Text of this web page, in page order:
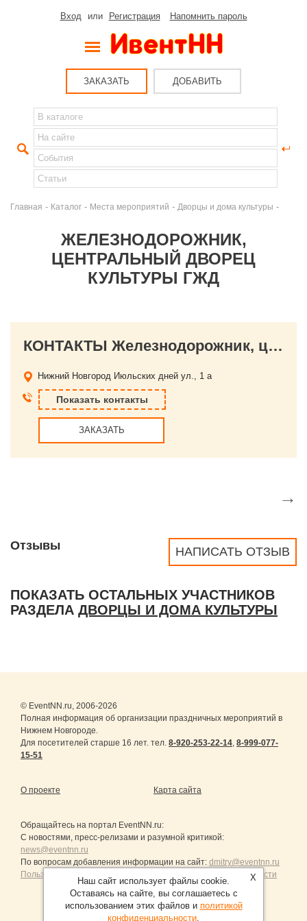
Вход или Регистрация Напомнить пароль
ЗАКАЗАТЬ ДОБАВИТЬ
Главная - Каталог - Места мероприятий - Дворцы и дома культуры -
ЖЕЛЕЗНОДОРОЖНИК,
ЦЕНТРАЛЬНЫЙ ДВОРЕЦ
КУЛЬТУРЫ ГЖД
КОНТАКТЫ Железнодорожник, центральный дворец культуры ГЖД
Нижний Новгород Июльских дней ул., 1 а
Показать контакты
ЗАКАЗАТЬ
→
НАПИСАТЬ ОТЗЫВ
Отзывы
ПОКАЗАТЬ ОСТАЛЬНЫХ УЧАСТНИКОВ
РАЗДЕЛА ДВОРЦЫ И ДОМА КУЛЬТУРЫ
© EventNN.ru, 2006-2026
Полная информация об организации праздничных мероприятий в
Нижнем Новгороде.
Для посетителей старше 16 лет. тел. 8-920-253-22-14, 8-999-077-
15-51
О проекте Карта сайта
Обращайтесь на портал EventNN.ru:
С новостями, пресс-релизами и разумной критикой:
news@eventnn.ru
По вопросам добавления информации на сайт: dmitry@eventnn.ru
Пользовательское Соглашение и политика конфиденциальности
X
Наш сайт использует файлы cookie.
Оставаясь на сайте, вы соглашаетесь с
использованием этих файлов и политикой
конфиденциальности.